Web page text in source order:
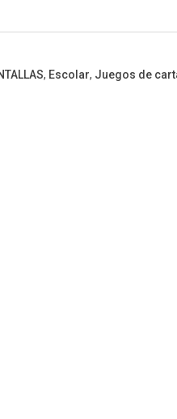
, Escolar, Juegos de